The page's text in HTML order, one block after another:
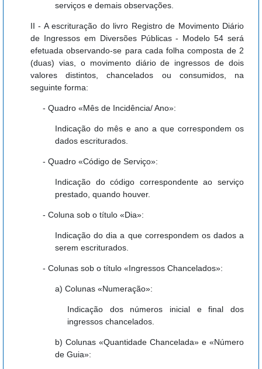
serviços e demais observações.
II - A escrituração do livro Registro de Movimento Diário
de Ingressos em Diversões Públicas - Modelo 54 será
efetuada observando-se para cada folha composta de 2
(duas) vias, o movimento diário de ingressos de dois
valores distintos, chancelados ou consumidos, na
seguinte forma:
- Quadro «Mês de Incidência/ Ano»:
Indicação do mês e ano a que correspondem os
dados escriturados.
- Quadro «Código de Serviço»:
Indicação do código correspondente ao serviço
prestado, quando houver.
- Coluna sob o título «Dia»:
Indicação do dia a que correspondem os dados a
serem escriturados.
- Colunas sob o título «Ingressos Chancelados»:
a) Colunas «Numeração»:
Indicação dos números inicial e final dos
ingressos chancelados.
b) Colunas «Quantidade Chancelada» e «Número
de Guia»: